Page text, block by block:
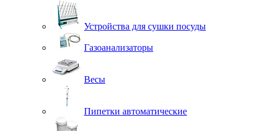
Устройства для сушки посуды
Газоанализаторы
Весы
Пипетки автоматические